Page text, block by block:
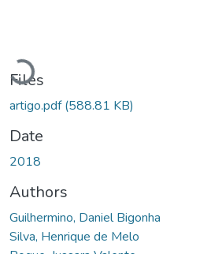
Loading...
Files
artigo.pdf(588.81 KB)
Date
2018
Authors
Guilhermino, Daniel Bigonha
Silva, Henrique de Melo